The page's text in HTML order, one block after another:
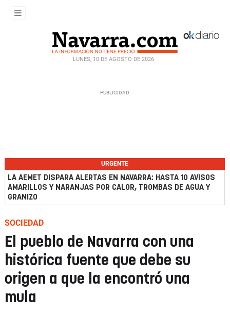
LUNES, 10 DE AGOSTO DE 2026
URGENTE
LA AEMET DISPARA ALERTAS EN NAVARRA: HASTA 10 AVISOS
AMARILLOS Y NARANJAS POR CALOR, TROMBAS DE AGUA Y
GRANIZO
SOCIEDAD
El pueblo de Navarra con una
histórica fuente que debe su
origen a que la encontró una
mula